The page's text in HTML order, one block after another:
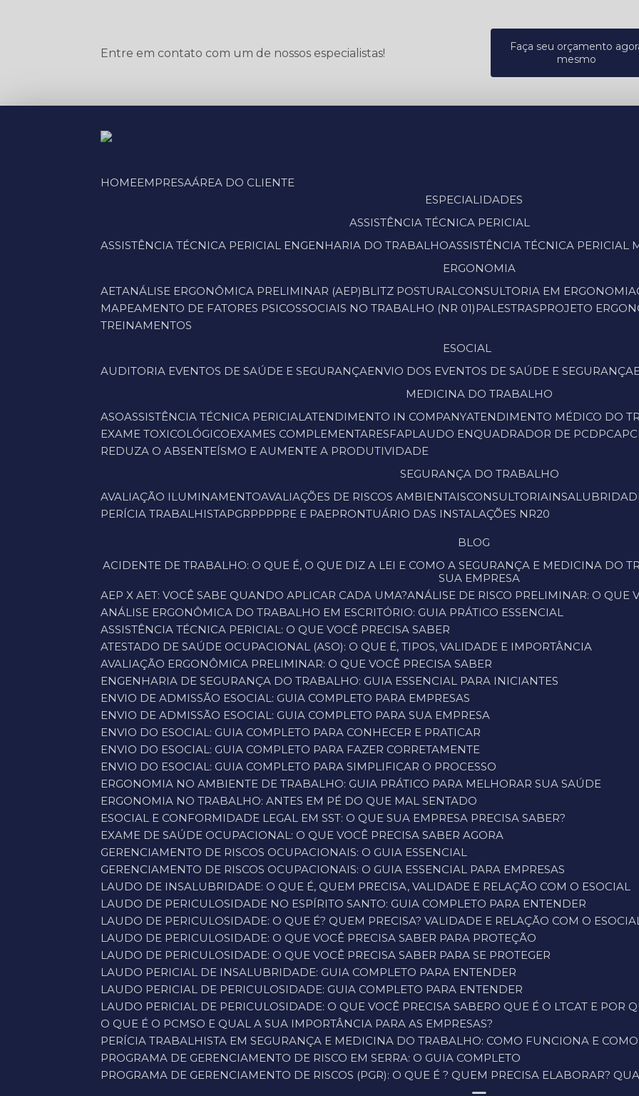
Entre em contato com um de nossos especialistas!
Faça seu orçamento
mesmo
HOME EMPRESA
ÁREA DO CLIENTE
ESPECIALIDADES
ASSISTÊNCIA TÉCNICA PERICIAL
ASSISTÊNCIA TÉCNICA PERICIAL ENGENHARIA DO TRABALHO ASSISTÊNCIA TÉCNICA
ERGONOMIA
AET
ANÁLISE ERGONÔMICA PRELIMINAR (AEP) BLITZ POSTURAL CONSULTORIA EM ERGONOMIA
MAPEAMENTO DE FATORES PSICOSSOCIAIS NO TRABALHO (NR 01)
PALESTRAS
PROJETO
TREINAMENTOS
ESOCIAL
AUDITORIA EVENTOS DE SAÚDE E SEGURANÇA ENVIO DOS EVENTOS DE SAÚDE E SEGURANÇA
MEDICINA DO TRABALHO
ASO ASSISTÊNCIA TÉCNICA PERICIAL ATENDIMENTO IN COMPANY ATENDIMENTO MÉDICO DO
EXAME TOXICOLÓGICO EXAMES COMPLEMENTARES FAP LAUDO ENQUADRADOR DE PCD PCA
REDUZA O ABSENTEÍSMO E AUMENTE A PRODUTIVIDADE
SEGURANÇA DO TRABALHO
AVALIAÇÃO ILUMINAMENTO AVALIAÇÕES DE RISCOS AMBIENTAIS CONSULTORIA
PERÍCIA TRABALHISTA
PGR PPP PRE E PAE PRONTUÁRIO DAS INSTALAÇÕES NR20
BLOG
ACIDENTE DE TRABALHO: O QUE É, O QUE DIZ A LEI E COMO A SEGURANÇA E MEDICINA DO TRABALHO PODEM EVITAR PREJUÍZOS À
SUA EMPRESA
AEP X AET: VOCÊ SABE QUANDO APLICAR CADA UMA?
ANÁLISE DE RISCO PRELIMINAR: O QUE
ANÁLISE ERGONÔMICA DO TRABALHO EM ESCRITÓRIO: GUIA PRÁTICO ESSENCIAL
ASSISTÊNCIA TÉCNICA PERICIAL: O QUE VOCÊ PRECISA SABER
ATESTADO DE SAÚDE OCUPACIONAL (ASO): O QUE É, TIPOS, VALIDADE E IMPORTÂNCIA
AVALIAÇÃO ERGONÔMICA PRELIMINAR: O QUE VOCÊ PRECISA SABER
ENGENHARIA DE SEGURANÇA DO TRABALHO: GUIA ESSENCIAL PARA INICIANTES
ENVIO DE ADMISSÃO ESOCIAL: GUIA COMPLETO PARA EMPRESAS
ENVIO DE ADMISSÃO ESOCIAL: GUIA COMPLETO PARA SUA EMPRESA
ENVIO DO ESOCIAL: GUIA COMPLETO PARA CONHECER E PRATICAR
ENVIO DO ESOCIAL: GUIA COMPLETO PARA FAZER CORRETAMENTE
ENVIO DO ESOCIAL: GUIA COMPLETO PARA SIMPLIFICAR O PROCESSO
ERGONOMIA NO AMBIENTE DE TRABALHO: GUIA PRÁTICO PARA MELHORAR SUA SAÚDE
ERGONOMIA NO TRABALHO: ANTES EM PÉ DO QUE MAL SENTADO
ESOCIAL E CONFORMIDADE LEGAL EM SST: O QUE SUA EMPRESA PRECISA SABER?
EXAME DE SAÚDE OCUPACIONAL: O QUE VOCÊ PRECISA SABER AGORA
GERENCIAMENTO DE RISCOS OCUPACIONAIS: O GUIA ESSENCIAL
GERENCIAMENTO DE RISCOS OCUPACIONAIS: O GUIA ESSENCIAL PARA EMPRESAS
LAUDO DE INSALUBRIDADE: O QUE É, QUEM PRECISA, VALIDADE E RELAÇÃO COM O ESOCIAL
LAUDO DE PERICULOSIDADE NO ESPÍRITO SANTO: GUIA COMPLETO PARA ENTENDER
LAUDO DE PERICULOSIDADE: O QUE É? QUEM PRECISA? VALIDADE E RELAÇÃO COM O
LAUDO DE PERICULOSIDADE: O QUE VOCÊ PRECISA SABER PARA PROTEÇÃO
LAUDO DE PERICULOSIDADE: O QUE VOCÊ PRECISA SABER PARA SE PROTEGER
LAUDO PERICIAL DE INSALUBRIDADE: GUIA COMPLETO PARA ENTENDER
LAUDO PERICIAL DE PERICULOSIDADE: GUIA COMPLETO PARA ENTENDER
LAUDO PERICIAL DE PERICULOSIDADE: O QUE VOCÊ PRECISA SABER
O QUE É O LTCAT E
O QUE É O PCMSO E QUAL A SUA IMPORTÂNCIA PARA AS EMPRESAS?
PERÍCIA TRABALHISTA EM SEGURANÇA E MEDICINA DO TRABALHO: COMO FUNCIONA E
PROGRAMA DE GERENCIAMENTO DE RISCO EM SERRA: O GUIA COMPLETO
PROGRAMA DE GERENCIAMENTO DE RISCOS (PGR): O QUE É ? QUEM PRECISA ELABORAR?